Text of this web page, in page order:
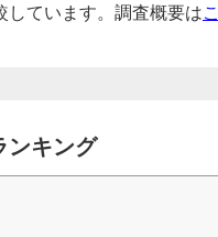
しています。調査概要はこ
ンキング